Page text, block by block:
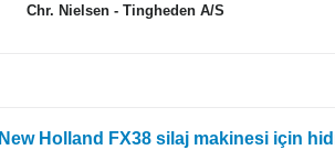
Chr. Nielsen - Tingheden A/S
New Holland FX38 silaj makinesi için